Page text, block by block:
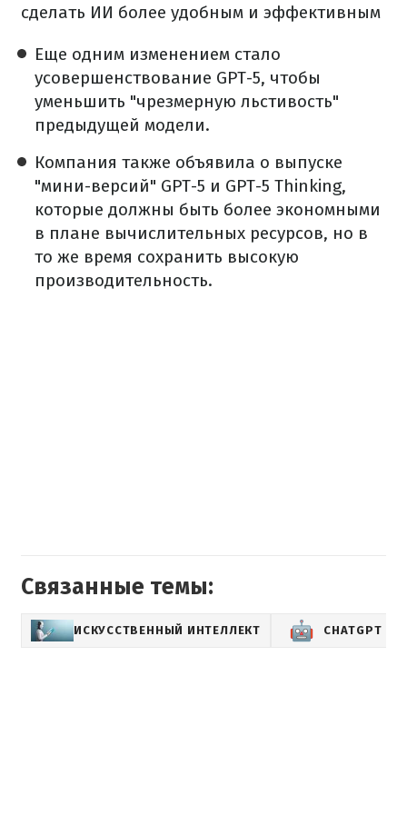
сделать ИИ более удобным и эффективным
Еще одним изменением стало
усовершенствование GPT-5, чтобы
уменьшить "чрезмерную льстивость"
предыдущей модели.
Компания также объявила о выпуске
"мини-версий" GPT-5 и GPT-5 Thinking,
которые должны быть более экономными
в плане вычислительных ресурсов, но в
то же время сохранить высокую
производительность.
Связанные темы:
ИСКУССТВЕННЫЙ ИНТЕЛЛЕКТ CHATGPT